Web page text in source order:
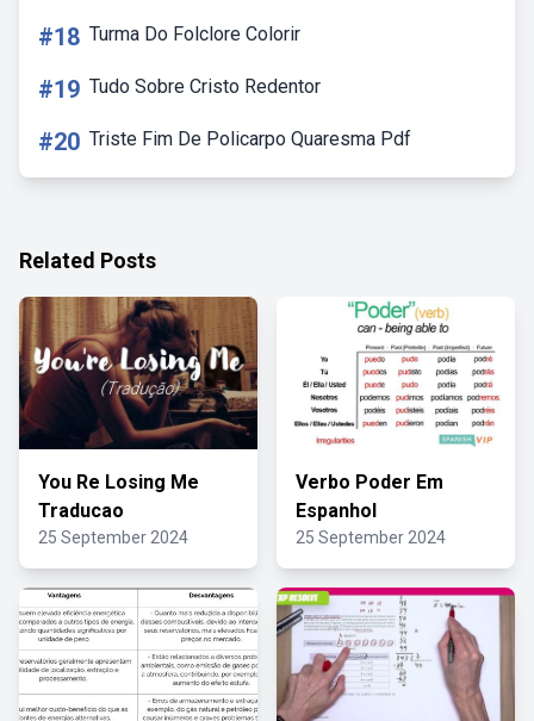
#18 Turma Do Folclore Colorir
#19 Tudo Sobre Cristo Redentor
#20 Triste Fim De Policarpo Quaresma Pdf
Related Posts
You Re Losing Me
Traducao
25 September 2024
Verbo Poder Em
Espanhol
25 September 2024